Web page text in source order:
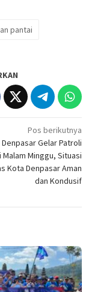
pantai
Pos berikutnya
Gelar Patroli
Malam Minggu, Situasi
Kota Denpasar Aman
dan Kondusif